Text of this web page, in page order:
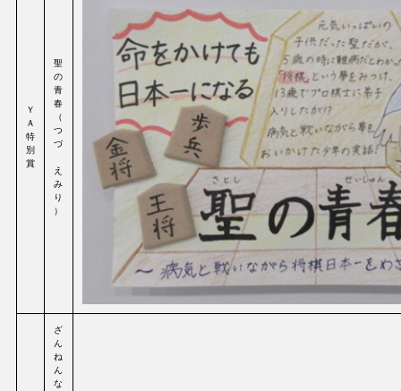
Ｙ
Ａ
特
別
賞
聖
の
青
春
（
つ
づ
え
み
り
）
ざ
ん
ね
ん
な